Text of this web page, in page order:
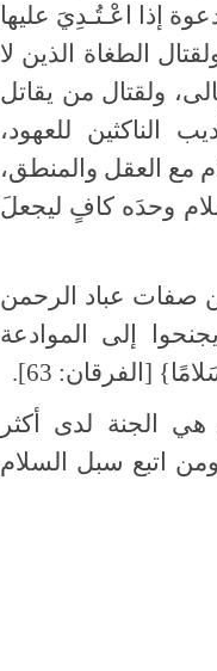
إذا اعْـتُـدِيَ عليها
الطغاة الذين لا
ولقتال من يقاتل
الناكثين للعهود،
مع العقل والمنطق،
وحدَه كافٍ ليجعلَ
صفات عباد الرحمن
إلى الموادعة
[الفرقان: 63].
هي الجنة لدى أكثر
اتبع سبل السلام